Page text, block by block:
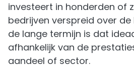
investeert in honderden of
bedrijven verspreid over de
de lange termijn is dat
afhankelijk van de
aandeel of sector.